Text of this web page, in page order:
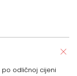
po odličnoj cijeni